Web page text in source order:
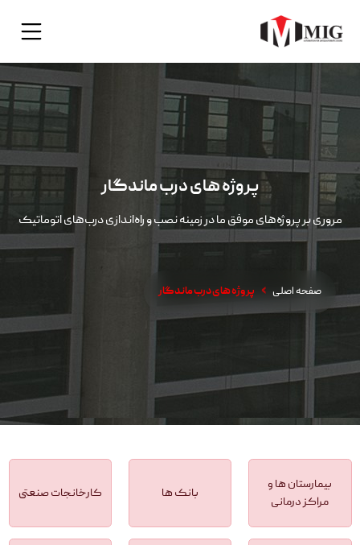
پروژه های درب ماندگار
مروری بر پروژه‌های موفق ما در زمینه نصب و راه‌اندازی درب‌های اتوماتیک
صفحه اصلی پروژه های درب ماندگار
بیمارستان ها و
مراکز درمانی
بانک ها کارخانجات صنعتی